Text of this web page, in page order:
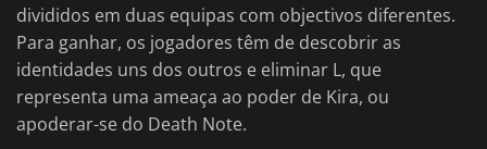
divididos em duas equipas com objectivos diferentes.
Para ganhar, os jogadores têm de descobrir as
identidades uns dos outros e eliminar L, que
representa uma ameaça ao poder de Kira, ou
apoderar-se do Death Note.